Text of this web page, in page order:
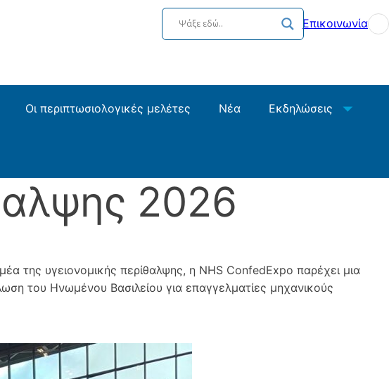
Επικοινωνία
Οι περιπτωσιολογικές μελέτες Νέα Εκδηλώσεις
2026
της υγειονομικής περίθαλψης, η NHS ConfedExpo παρέχει μια
του Ηνωμένου Βασιλείου για επαγγελματίες μηχανικούς